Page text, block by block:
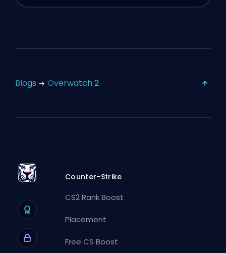
Blogs Overwatch 2
Counter-Strike
CS2 Rank Boost
Placement
Free CS Boost